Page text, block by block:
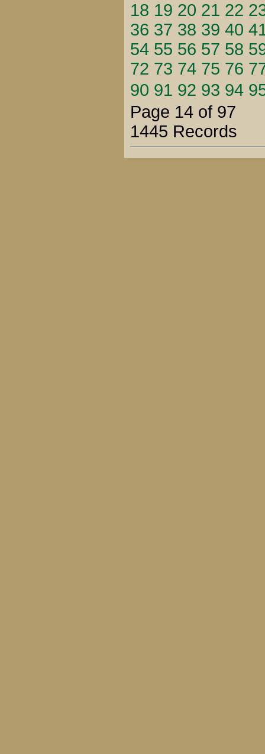
18 19 20 21 22
36 37 38 39 40
54 55 56 57 58
72 73 74 75 76
90 91 92 93 94
Page 14 of 97
1445 Records